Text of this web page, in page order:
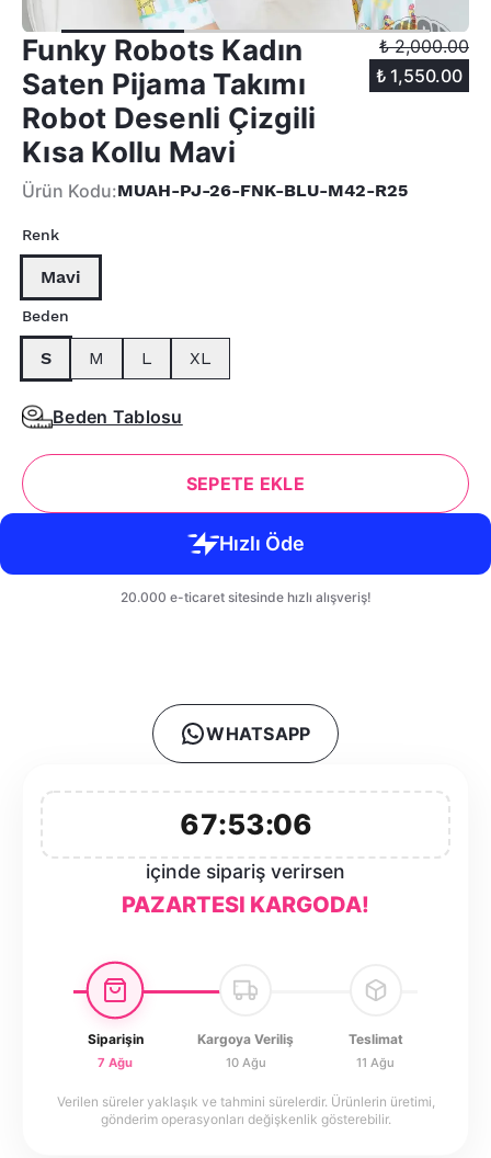
Funky Robots Kadın
Saten Pijama Takımı
Robot Desenli Çizgili
Kısa Kollu Mavi
₺ 2,000.00
₺ 1,550.00
Ürün Kodu:MUAH-PJ-26-FNK-BLU-M42-R25
Renk
Mavi
Beden
S M L XL
Beden Tablosu
SEPETE EKLE
WHATSAPP
67:53:06
içinde sipariş verirsen
PAZARTESI KARGODA!
Siparişin
7 Ağu
Kargoya Veriliş
10 Ağu
Teslimat
11 Ağu
Verilen süreler yaklaşık ve tahmini sürelerdir. Ürünlerin üretimi,
gönderim operasyonları değişkenlik gösterebilir.